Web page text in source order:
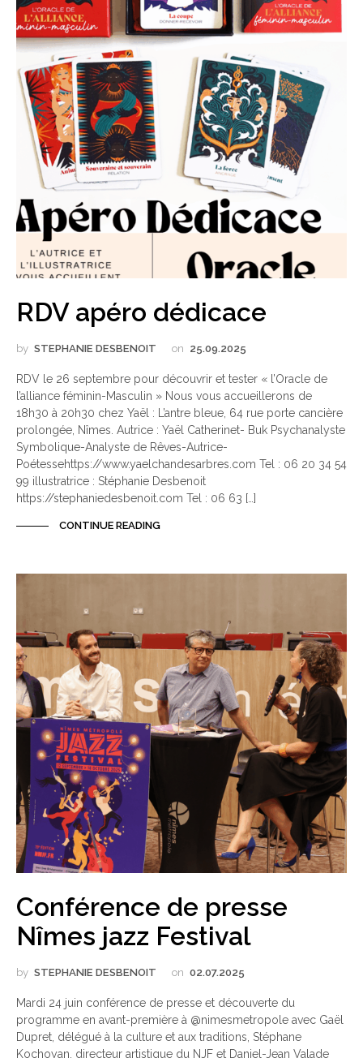
RDV apéro dédicace
by STEPHANIE DESBENOIT on 25.09.2025
RDV le 26 septembre pour découvrir et tester « l’Oracle de
l’alliance féminin-Masculin » Nous vous accueillerons de
18h30 à 20h30 chez Yaël : L’antre bleue, 64 rue porte cancière
prolongée, Nîmes. Autrice : Yaël Catherinet- Buk Psychanalyste
Symbolique-Analyste de Rêves-Autrice-
Poétessehttps://www.yaelchandesarbres.com Tel : 06 20 34 54
99 illustratrice : Stéphanie Desbenoit
https://stephaniedesbenoit.com Tel : 06 63 […]
CONTINUE READING
Conférence de presse
Nîmes jazz Festival
by STEPHANIE DESBENOIT on 02.07.2025
Mardi 24 juin conférence de presse et découverte du
programme en avant-première à @nimesmetropole avec Gaël
Dupret, délégué à la culture et aux traditions, Stéphane
Kochoyan, directeur artistique du NJF et Daniel-Jean Valade